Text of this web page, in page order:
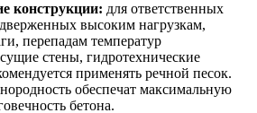
конструкции: для ответственных
высоким нагрузкам,
перепадам температур
стены, гидротехнические
применять речной песок.
обеспечат максимальную
бетона.